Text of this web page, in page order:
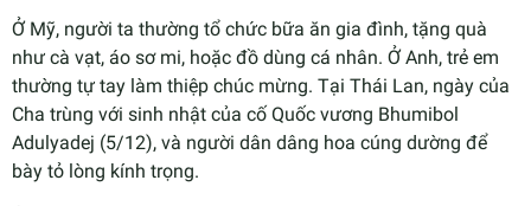
Ở Mỹ, người ta thường tổ chức bữa ăn gia đình, tặng quà
như cà vạt, áo sơ mi, hoặc đồ dùng cá nhân. Ở Anh, trẻ em
thường tự tay làm thiệp chúc mừng. Tại Thái Lan, ngày của
Cha trùng với sinh nhật của cố Quốc vương Bhumibol
Adulyadej (5/12), và người dân dâng hoa cúng dường để
bày tỏ lòng kính trọng.